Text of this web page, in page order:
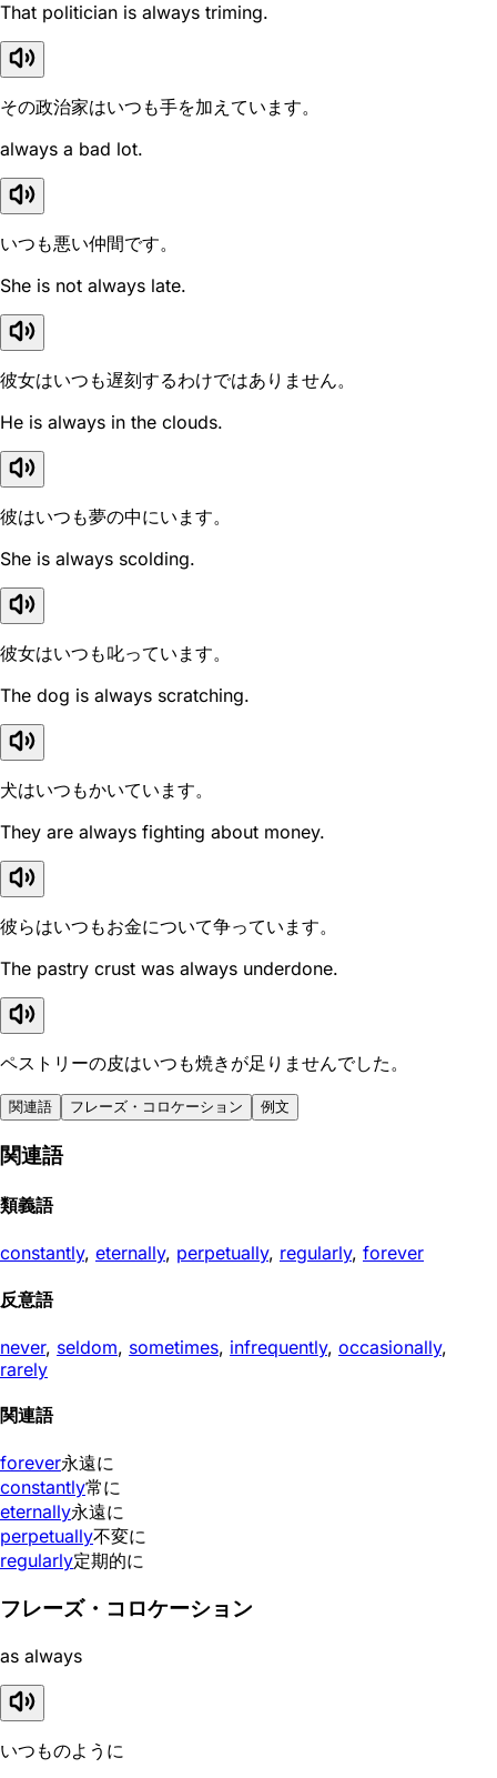
That politician is always triming.
その政治家はいつも手を加えています。
always a bad lot.
いつも悪い仲間です。
She is not always late.
彼女はいつも遅刻するわけではありません。
He is always in the clouds.
彼はいつも夢の中にいます。
She is always scolding.
彼女はいつも叱っています。
The dog is always scratching.
犬はいつもかいています。
They are always fighting about money.
彼らはいつもお金について争っています。
The pastry crust was always underdone.
ペストリーの皮はいつも焼きが足りませんでした。
関連語 フレーズ・コロケーション 例文
関連語
類義語
constantly, eternally, perpetually, regularly, forever
反意語
never, seldom, sometimes, infrequently, occasionally,
rarely
関連語
forever永遠に
constantly常に
eternally永遠に
perpetually不変に
regularly定期的に
フレーズ・コロケーション
as always
いつものように